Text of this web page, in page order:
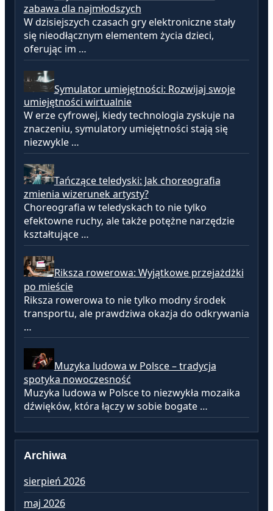
zabawa dla najmłodszych
W dzisiejszych czasach gry elektroniczne stały
się nieodłącznym elementem życia dzieci,
oferując im …
Symulator umiejętności: Rozwijaj swoje
umiejętności wirtualnie
W erze cyfrowej, kiedy technologia zyskuje na
znaczeniu, symulatory umiejętności stają się
niezwykle …
Tańczące teledyski: Jak choreografia
zmienia wizerunek artysty?
Choreografia w teledyskach to nie tylko
efektowne ruchy, ale także potężne narzędzie
kształtujące …
Riksza rowerowa: Wyjątkowe przejażdżki
po mieście
Riksza rowerowa to nie tylko modny środek
transportu, ale prawdziwa okazja do odkrywania
…
Muzyka ludowa w Polsce – tradycja
spotyka nowoczesność
Muzyka ludowa w Polsce to niezwykła mozaika
dźwięków, która łączy w sobie bogate …
Archiwa
sierpień 2026
maj 2026